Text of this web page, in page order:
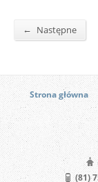
← Następne
Strona główna
(81)